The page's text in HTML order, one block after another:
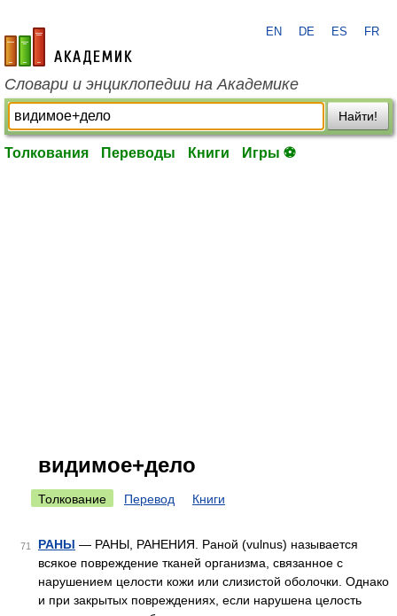
academic.ru
EN DE ES FR
Словари и энциклопедии на Академике
Найти!
Толкования Переводы Книги Игры ⚽
видимое+дело
Толкование Перевод Книги
71 РАНЫ — РАНЫ, РАНЕНИЯ. Раной (vulnus) называется
всякое повреждение тканей организма, связанное с
нарушением целости кожи или слизистой оболочки. Однако
и при закрытых повреждениях, если нарушена целость